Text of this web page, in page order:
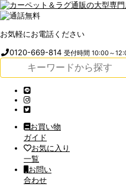
お気軽にお電話ください
0120-669-814受付時間 10:00～
お買い物
ガイド
お気に入り
一覧
お問い
合わせ